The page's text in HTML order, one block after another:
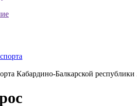
Кабардино-Балкарской республики